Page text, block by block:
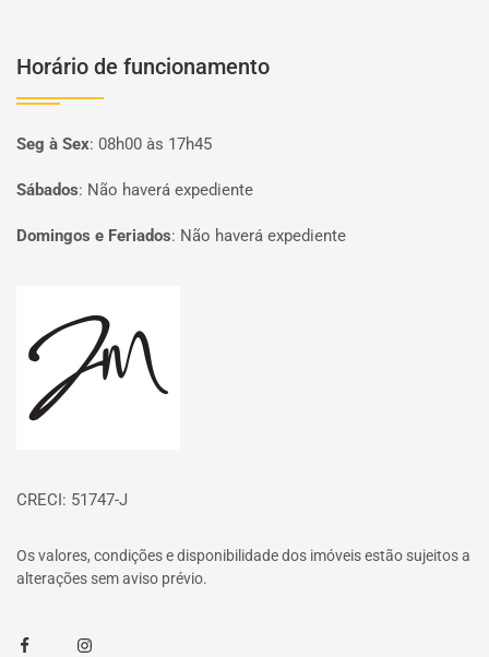
Horário de funcionamento
Seg à Sex: 08h00 às 17h45
Sábados: Não haverá expediente
Domingos e Feriados: Não haverá expediente
CRECI: 51747-J
Os valores, condições e disponibilidade dos imóveis estão sujeitos a
alterações sem aviso prévio.
FacebookInstagram